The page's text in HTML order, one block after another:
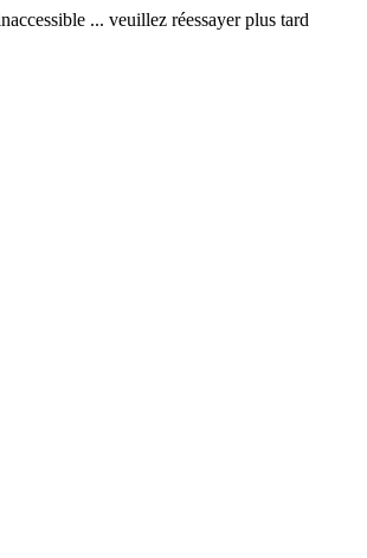
... veuillez réessayer plus tard